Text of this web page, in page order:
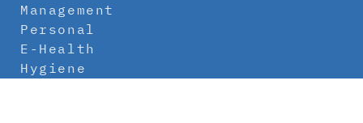
Management
Personal
E-Health
Hygiene